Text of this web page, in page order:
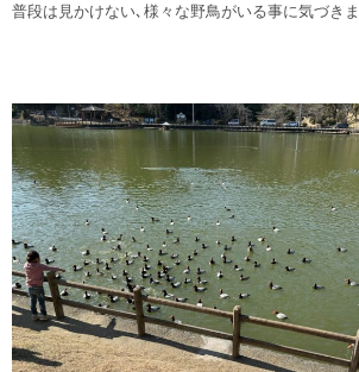
普段は見かけない､様々な野鳥がいる事に気づきま